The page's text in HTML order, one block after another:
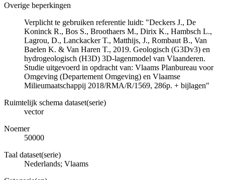
Overige beperkingen
Verplicht te gebruiken referentie luidt: "Deckers J., De
Koninck R., Bos S., Broothaers M., Dirix K., Hambsch L.,
Lagrou, D., Lanckacker T., Matthijs, J., Rombaut B., Van
Baelen K. & Van Haren T., 2019. Geologisch (G3Dv3) en
hydrogeologisch (H3D) 3D-lagenmodel van Vlaanderen.
Studie uitgevoerd in opdracht van: Vlaams Planbureau voor
Omgeving (Departement Omgeving) en Vlaamse
Milieumaatschappij 2018/RMA/R/1569, 286p. + bijlagen"
Ruimtelijk schema dataset(serie)
vector
Noemer
50000
Taal dataset(serie)
Nederlands; Vlaams